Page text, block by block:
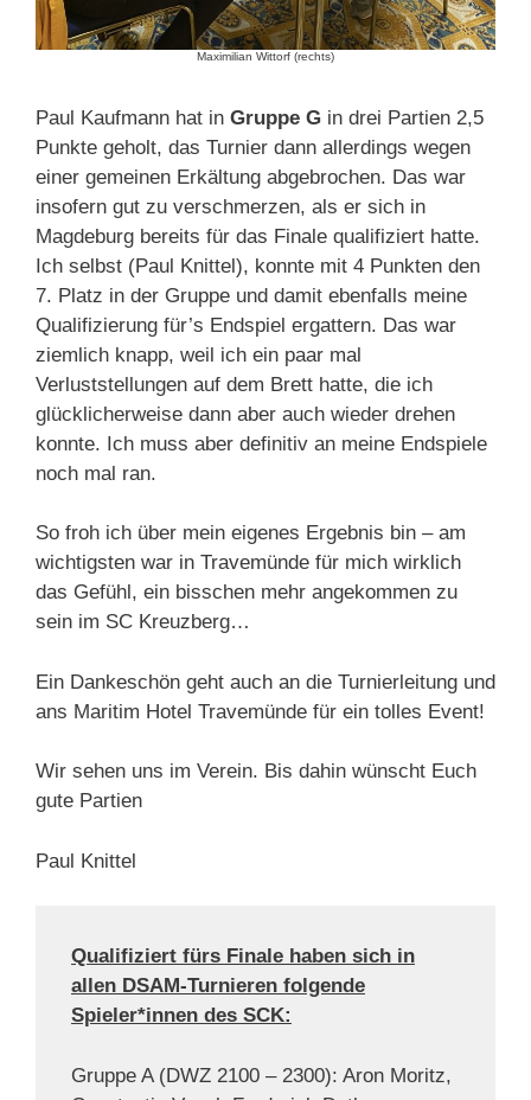
Maximilian Wittorf (rechts)
Paul Kaufmann hat in Gruppe G in drei Partien 2,5
Punkte geholt, das Turnier dann allerdings wegen
einer gemeinen Erkältung abgebrochen. Das war
insofern gut zu verschmerzen, als er sich in
Magdeburg bereits für das Finale qualifiziert hatte.
Ich selbst (Paul Knittel), konnte mit 4 Punkten den
7. Platz in der Gruppe und damit ebenfalls meine
Qualifizierung für’s Endspiel ergattern. Das war
ziemlich knapp, weil ich ein paar mal
Verluststellungen auf dem Brett hatte, die ich
glücklicherweise dann aber auch wieder drehen
konnte. Ich muss aber definitiv an meine Endspiele
noch mal ran.
So froh ich über mein eigenes Ergebnis bin – am
wichtigsten war in Travemünde für mich wirklich
das Gefühl, ein bisschen mehr angekommen zu
sein im SC Kreuzberg…
Ein Dankeschön geht auch an die Turnierleitung und
ans Maritim Hotel Travemünde für ein tolles Event!
Wir sehen uns im Verein. Bis dahin wünscht Euch
gute Partien
Paul Knittel
Qualifiziert fürs Finale haben sich in
allen DSAM-Turnieren folgende
Spieler*innen des SCK:
Gruppe A (DWZ 2100 – 2300): Aron Moritz,